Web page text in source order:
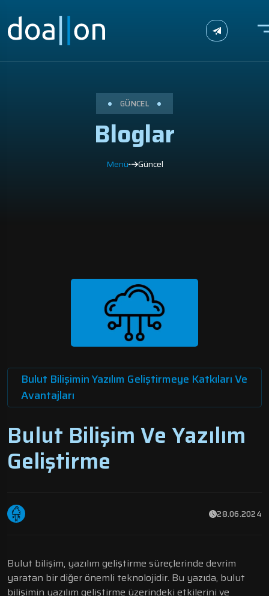
GÜNCEL
Bloglar
Menü Güncel
Bulut Bilişimin Yazılım Geliştirmeye Katkıları Ve
Avantajları
Bulut Bilişim Ve Yazılım
Geliştirme
28.06.2024